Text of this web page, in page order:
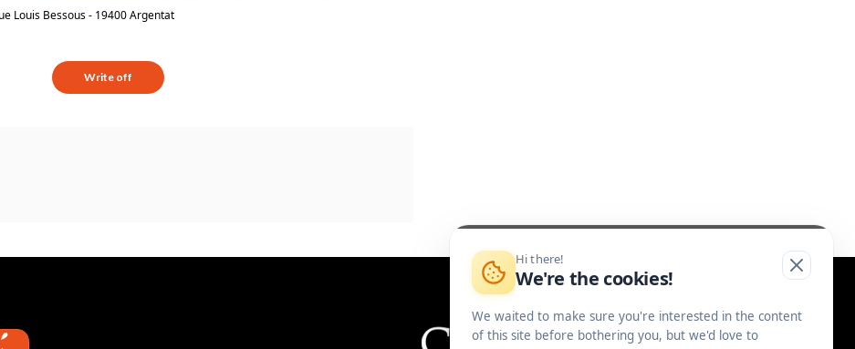
Louis Bessous- 19400Argentat
Write off
Hi there!
We're the cookies!
We waited to make sure you're interested in the content
of this site before bothering you, but we'd love to